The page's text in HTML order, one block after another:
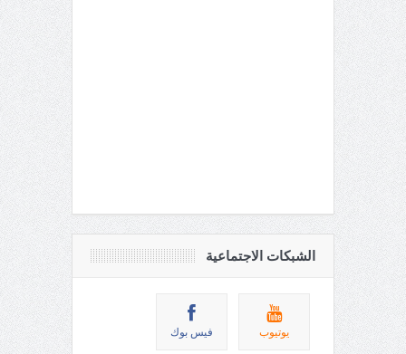
الشبكات الاجتماعية
يوتيوب فيس بوك